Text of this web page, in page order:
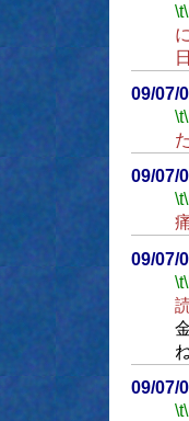
\t
09/07/
\t
09/07/
\t
09/07/
\t
09/07/
\t